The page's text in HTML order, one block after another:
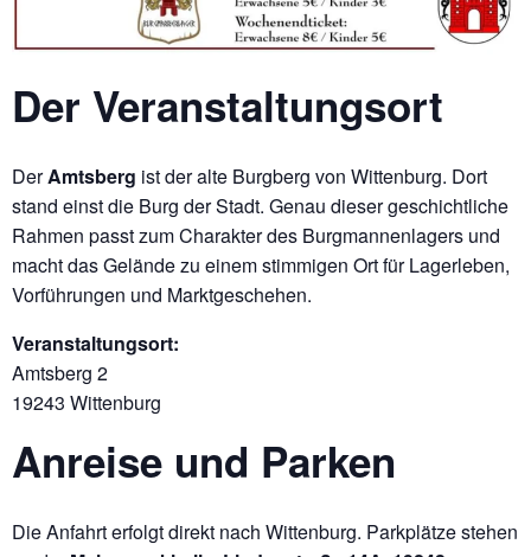
Der Veranstaltungsort
DerAmtsberg ist der alte Burgberg von Wittenburg. Dort
stand einst die Burg der Stadt. Genau dieser geschichtliche
Rahmen passt zum Charakter des Burgmannenlagers und
macht das Gelände zu einem stimmigen Ort für Lagerleben,
Vorführungen und Marktgeschehen.
Veranstaltungsort:
Amtsberg 2
19243 Wittenburg
Anreise und Parken
Die Anfahrt erfolgt direkt nach Wittenburg. Parkplätze stehen